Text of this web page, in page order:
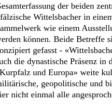
der beiden
Wittelsbacher in
wie einem
können. Beide Betreffe
gefasst -
die dynastische Präsenz in
und Europa» weite
geopolitische und
nicht einmal alle